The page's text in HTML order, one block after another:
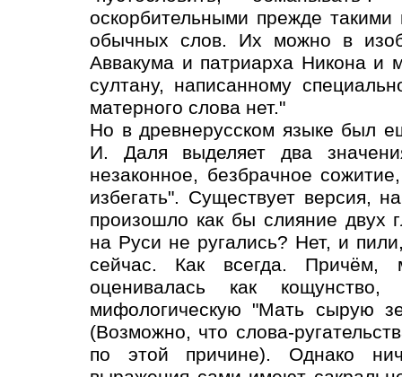
оскорбительными прежде
обычных слов. Их можно в
Аввакума и патриарха Никона и
султану, написанному
матерного слова нет."
Но в древнерусском языке был
И. Даля выделяет два
незаконное, безбрачное
избегать". Существует версия,
произошло как бы слияние двух
на Руси не ругались? Нет, и
сейчас. Как всегда.
оценивалась как
мифологическую "Мать сырую
(Возможно, что слова-
по этой причине). Однако